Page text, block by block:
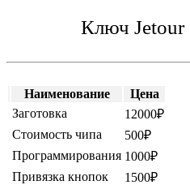
Ключ Jetour
Наименование
Цена
Заготовка
12000₽
Стоимость чипа
500₽
Программирования 1000₽
Привязка кнопок
1500₽